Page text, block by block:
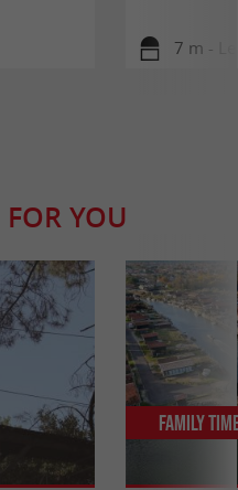
7 m -
FOR YOU
Family